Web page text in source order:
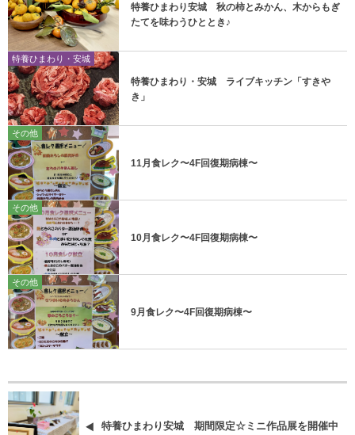
特養ひまわり安城 秋の柿とみかん、木からもぎ
たてを味わうひととき♪
特養ひまわり・安城
特養ひまわり・安城 ライブキッチン「すきや
き」
その他
11月食レク〜4F回復期病棟〜
その他
10月食レク〜4F回復期病棟〜
その他
9月食レク〜4F回復期病棟〜
特養ひまわり安城 期間限定☆ミニ作品展を開催中